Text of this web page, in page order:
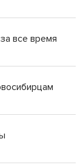
все время